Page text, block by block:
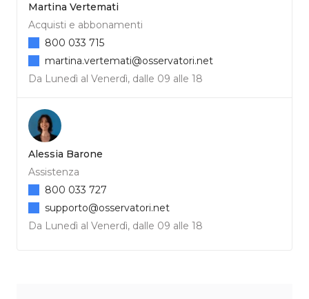
Martina Vertemati
Acquisti e abbonamenti
Da Lunedì al Venerdì, dalle 09 alle 18
800 033 715
martina.vertemati@osservatori.net
Alessia Barone
Assistenza
Da Lunedì al Venerdì, dalle 09 alle 18
800 033 727
supporto@osservatori.net